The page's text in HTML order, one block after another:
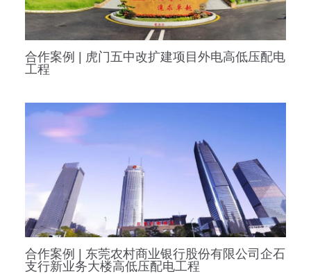
合作案例 | 虎门五中改扩建项目外电高低压配电
工程
合作案例 | 东莞农村商业银行股份有限公司企石
支行新业务大楼高低压配电工程